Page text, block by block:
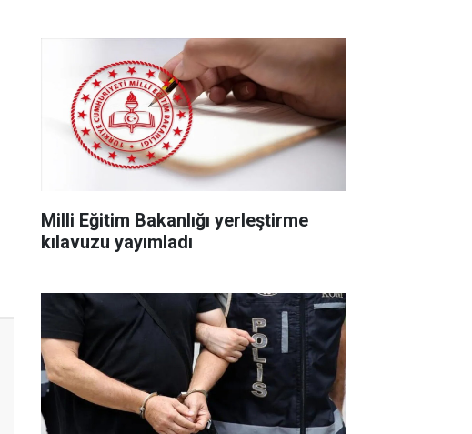
Milli Eğitim Bakanlığı yerleştirme
kılavuzu yayımladı